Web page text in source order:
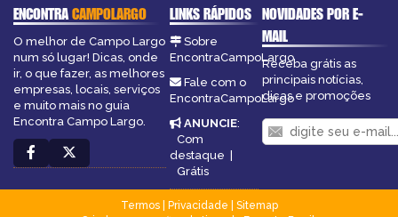
ENCONTRACAMPOLARGO
O melhor de Campo Largo
num só lugar! Dicas, onde
ir, o que fazer, as melhores
empresas, locais, serviços
e muito mais no guia
Encontra Campo Largo.
LINKS RÁPIDOS
Sobre
EncontraCampoLargo
Fale com o
EncontraCampoLargo
ANUNCIE:
Com
destaque |
Grátis
NOVIDADES POR E-
MAIL
Receba grátis as
principais notícias,
dicas e promoções
Termos| Privacidade
Sitemap